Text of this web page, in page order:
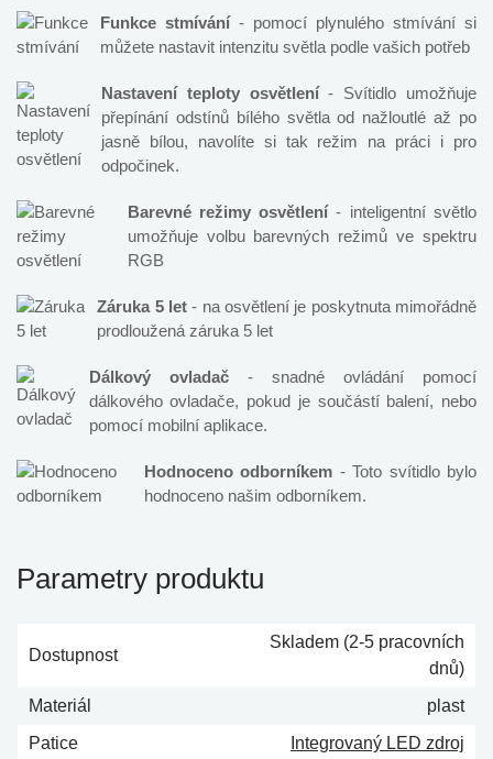
Funkce stmívání- pomocí plynulého stmívání si
můžete nastavit intenzitu světla podle vašich potřeb
Nastavení teploty osvětlení- Svítidlo umožňuje
přepínání odstínů bílého světla od nažloutlé až po
jasně bílou, navolíte si tak režim na práci i pro
odpočinek.
Barevné režimy osvětlení- inteligentní světlo
umožňuje volbu barevných režimů ve spektru
RGB
Záruka 5 let - na osvětlení je poskytnuta mimořádně
prodloužená záruka 5 let
Dálkový ovladač- snadné ovládání pomocí
dálkového ovladače, pokud je součástí balení, nebo
pomocí mobilní aplikace.
Hodnoceno odborníkem - Toto svítidlo bylo
hodnoceno našim odborníkem.
Parametry produktu
Dostupnost
Skladem (2-5 pracovních
dnů)
Materiál
plast
Patice
Integrovaný LED zdroj